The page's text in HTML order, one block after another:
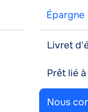
Épargne
Livret
Prêt lié
Nous